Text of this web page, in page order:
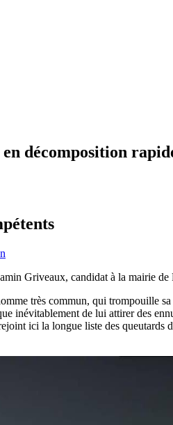
en décomposition
Griveaux, candidat à la mairie
très commun, qui trompouille
inévitablement de lui attirer des
ici la longue liste des queutards